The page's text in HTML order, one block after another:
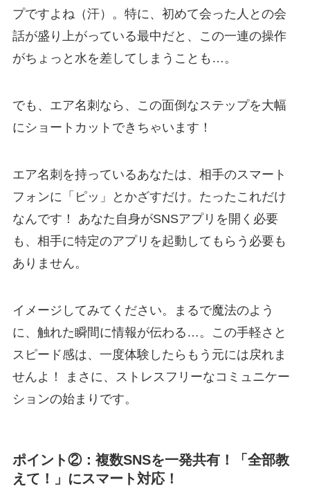
プですよね（汗）。特に、初めて会った人との会
話が盛り上がっている最中だと、この一連の操作
がちょっと水を差してしまうことも…。
でも、エア名刺なら、この面倒なステップを大幅
にショートカットできちゃいます！
エア名刺を持っているあなたは、相手のスマート
フォンに「ピッ」とかざすだけ。たったこれだけ
なんです！ あなた自身がSNSアプリを開く必要
も、相手に特定のアプリを起動してもらう必要も
ありません。
イメージしてみてください。まるで魔法のよう
に、触れた瞬間に情報が伝わる…。この手軽さと
スピード感は、一度体験したらもう元には戻れま
せんよ！ まさに、ストレスフリーなコミュニケー
ションの始まりです。
ポイント②：複数SNSを一発共有！「全部教
えて！」にスマート対応！